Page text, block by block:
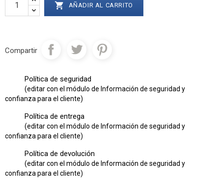
 AÑADIR AL CARRITO
Compartir
Política de seguridad
(editar con el módulo de Información de seguridad y
confianza para el cliente)
Política de entrega
(editar con el módulo de Información de seguridad y
confianza para el cliente)
Política de devolución
(editar con el módulo de Información de seguridad y
confianza para el cliente)